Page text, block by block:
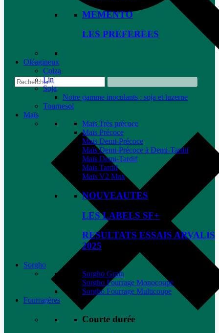
MEMENTO
LES PREFEREES
Oléagineux
Colza
Lin
Soja
Notre gamme inoculants : soja et luzerne
Tournesol
Maïs
Maïs Très précoce
Maïs Précoce
Maïs Demi-Précoce
Maïs Demi-Précoce à Demi-Tardif
Maïs Demi-Tardif
Maïs Tardif
Maïs V2 Max
NOUVEAUTES
LES LABELS SF+
RESULTATS ESSAIS ARVALIS
2025
Sorgho
Sorgho Grain
Sorgho Fourrage Monocoupe
Sorgho Fourrage Multicoupe
Fourragères
Courte durée